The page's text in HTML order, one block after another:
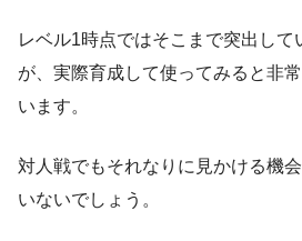
レベル1時点ではそこまで突出して
が、実際育成して使ってみると非
います。
対人戦でもそれなりに見かける機
いないでしょう。